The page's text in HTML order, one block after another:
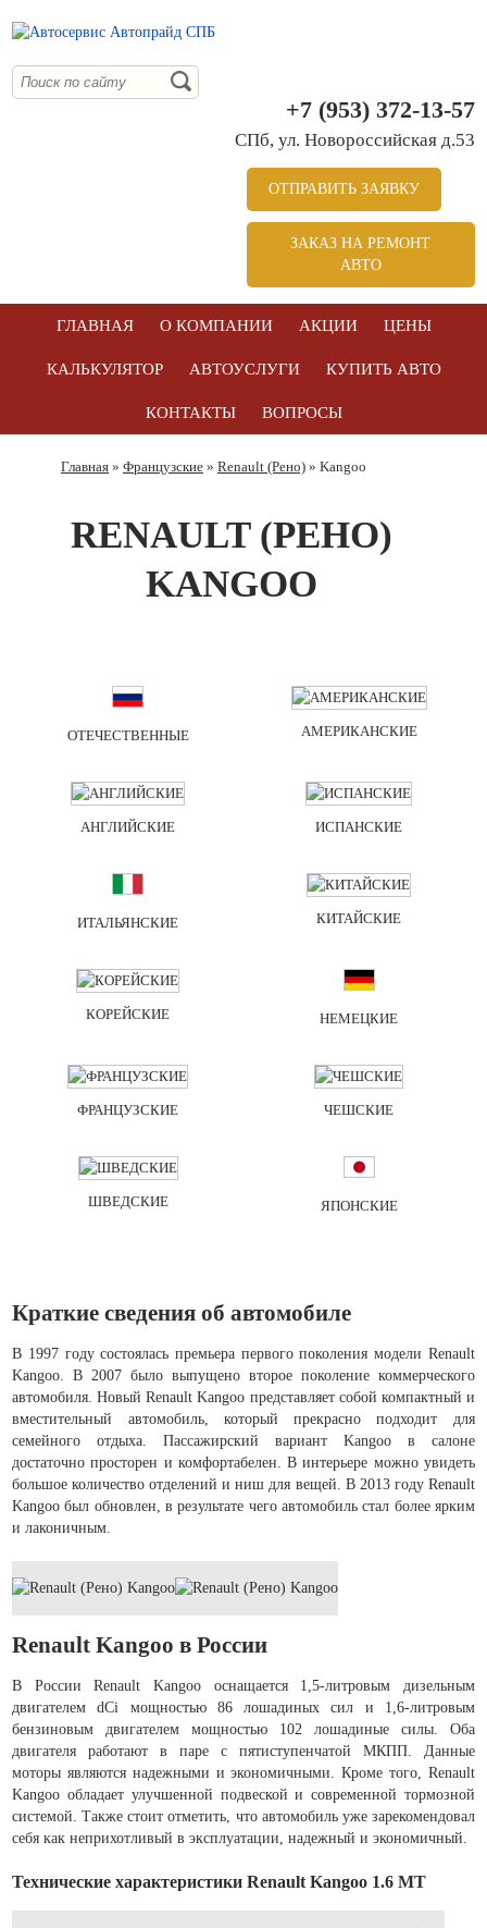
+7 (953) 372-13-57
СПб, ул. Новоросcийская д.53
ОТПРАВИТЬ ЗАЯВКУ
ЗАКАЗ НА РЕМОНТ
АВТО
ГЛАВНАЯ О КОМПАНИИ АКЦИИ ЦЕНЫ
КАЛЬКУЛЯТОР АВТОУСЛУГИ КУПИТЬ АВТО
КОНТАКТЫ ВОПРОСЫ
Главная » Французские » Renault (Рено) » Kangoo
RENAULT (РЕНО)
KANGOO
ОТЕЧЕСТВЕННЫЕ АМЕРИКАНСКИЕ
АНГЛИЙСКИЕ ИСПАНСКИЕ
ИТАЛЬЯНСКИЕ КИТАЙСКИЕ
КОРЕЙСКИЕ НЕМЕЦКИЕ
ФРАНЦУЗСКИЕ ЧЕШСКИЕ
ШВЕДСКИЕ ЯПОНСКИЕ
Краткие сведения об автомобиле
В 1997 году состоялась премьера первого поколения модели Renault
Kangoo. В 2007 было выпущено второе поколение коммерческого
автомобиля. Новый Renault Kangoo представляет собой компактный и
вместительный автомобиль, который прекрасно подходит для
семейного отдыха. Пассажирский вариант Kangoo в салоне
достаточно просторен и комфортабелен. В интерьере можно увидеть
большое количество отделений и ниш для вещей. В 2013 году Renault
Kangoo был обновлен, в результате чего автомобиль стал более ярким
и лаконичным.
Renault Kangoo в России
В России Renault Kangoo оснащается 1,5-литровым дизельным
двигателем dCi мощностью 86 лошадиных сил и 1,6-литровым
бензиновым двигателем мощностью 102 лошадиные силы. Оба
двигателя работают в паре с пятиступенчатой МКПП. Данные
моторы являются надежными и экономичными. Кроме того, Renault
Kangoo обладает улучшенной подвеской и современной тормозной
системой. Также стоит отметить, что автомобиль уже зарекомендовал
себя как неприхотливый в эксплуатации, надежный и экономичный.
Технические характеристики Renault Kangoo 1.6 MT